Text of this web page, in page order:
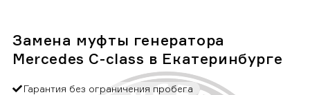
Замена муфты генератора
Mercedes C-class в Екатеринбурге
Гарантия без ограничения пробега